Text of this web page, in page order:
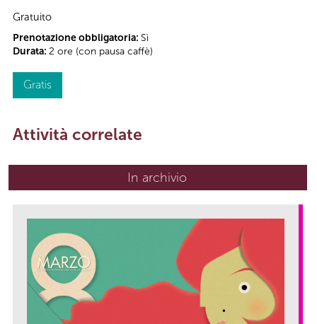
Gratuito
Prenotazione obbligatoria: Sì
Durata: 2 ore (con pausa caffè)
Gratis
Attività correlate
In archivio